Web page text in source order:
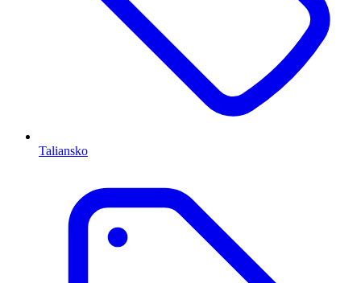
Taliansko